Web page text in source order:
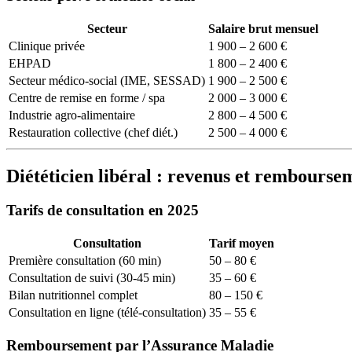
Secteur
Salaire brut mensuel
Clinique privée
1 900 – 2 600 €
EHPAD
1 800 – 2 400 €
Secteur médico-social (IME, SESSAD) 1 900 – 2 500 €
Centre de remise en forme / spa
2 000 – 3 000 €
Industrie agro-alimentaire
2 800 – 4 500 €
Restauration collective (chef diét.)
2 500 – 4 000 €
Diététicien libéral : revenus et
Tarifs de consultation en 2025
Consultation
Tarif moyen
Première consultation (60 min)
50 – 80 €
Consultation de suivi (30-45 min)
35 – 60 €
Bilan nutritionnel complet
80 – 150 €
Consultation en ligne (télé-consultation) 35 – 55 €
Remboursement par l’Assurance Maladie